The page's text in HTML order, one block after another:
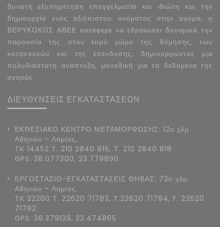
δυνατή εξυπηρέτηση επαγγελματία και ιδιώτη και την
δημιουργία ενός αξιόπιστου ονόματος στην αγορά, η
ΒΕΡΥΚΟΚΟΣ ΑΒΕΕ κατάφερε να εδραιώσει δυναμικά την
παρουσία της στον ευρύ χώρο της δόμησης, των
κατασκευών και της επένδυσης, δημιουργώντας μια
πολυδιάστατη ανάπτυξη, μοναδική για τα δεδομένα της
αγοράς.
ΔΙΕΥΘΥΝΣΕΙΣ ΕΓΚΑΤΑΣΤΑΣΕΩΝ
ΕΚΘΕΣΙΑΚΟ ΚΕΝΤΡΟ ΜΕΤΑΜΟΡΦΩΣΗΣ: 12ο χλμ.
Αθηνών - Λαμίας,
ΤΚ 14452 Τ. 210 2840 816, Τ. 210 2840 818
GPS: 38.077300, 23.779890
ΕΡΓΟΣΤΑΣΙΟ-ΕΓΚΑΤΑΣΤΑΣΕΙΣ ΘΗΒΑΣ: 72ο χλμ.
Αθηνών - Λαμίας,
ΤΚ 32200 Τ. 22620 71783, T.22620 71784, F. 22620
71782
GPS: 38.379139, 23.474865